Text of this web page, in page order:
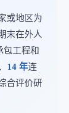
或地区为
末在外人
包工程和
14 年连
合评价研